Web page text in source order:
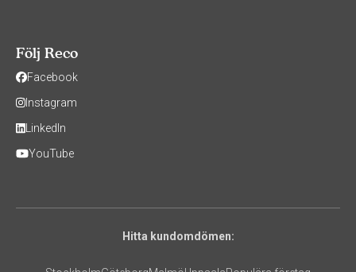
Följ Reco
Facebook
Instagram
LinkedIn
YouTube
Hitta kundomdömen: